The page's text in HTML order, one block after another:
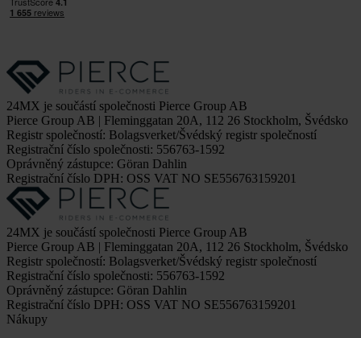
24MX je součástí společnosti Pierce Group AB
Pierce Group AB | Fleminggatan 20A, 112 26 Stockholm, Švédsko
Registr společností: Bolagsverket/Švédský registr společností
Registrační číslo společnosti: 556763-1592
Oprávněný zástupce: Göran Dahlin
Registrační číslo DPH: OSS VAT NO SE556763159201
24MX je součástí společnosti Pierce Group AB
Pierce Group AB | Fleminggatan 20A, 112 26 Stockholm, Švédsko
Registr společností: Bolagsverket/Švédský registr společností
Registrační číslo společnosti: 556763-1592
Oprávněný zástupce: Göran Dahlin
Registrační číslo DPH: OSS VAT NO SE556763159201
Nákupy